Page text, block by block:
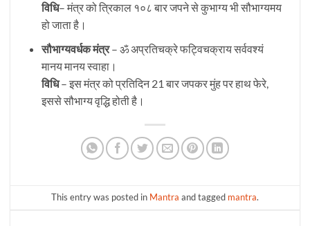
विधि– मंत्र को त्रिकाल १०८ बार जपने से कुभाग्य भी सौभाग्यमय
हो जाता है।
सौभाग्यवर्धक मंत्र– ॐ अप्रतिचक्रे फट्विचक्राय सर्ववश्यं
मानय मानय स्वाहा।
विधि– इस मंत्र को प्रतिदिन 21 बार जपकर मुंह पर हाथ फेरे,
इससे सौभाग्य वृद्धि होती है।
This entry was posted in Mantra and tagged mantra.